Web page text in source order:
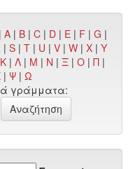
|A | B |C | D | E | F |G |
| S | T | U | V | W | X | Y
Κ | Λ | Μ | Ν | Ξ | Ο | Π |
| Ψ | Ω
γράμματα: